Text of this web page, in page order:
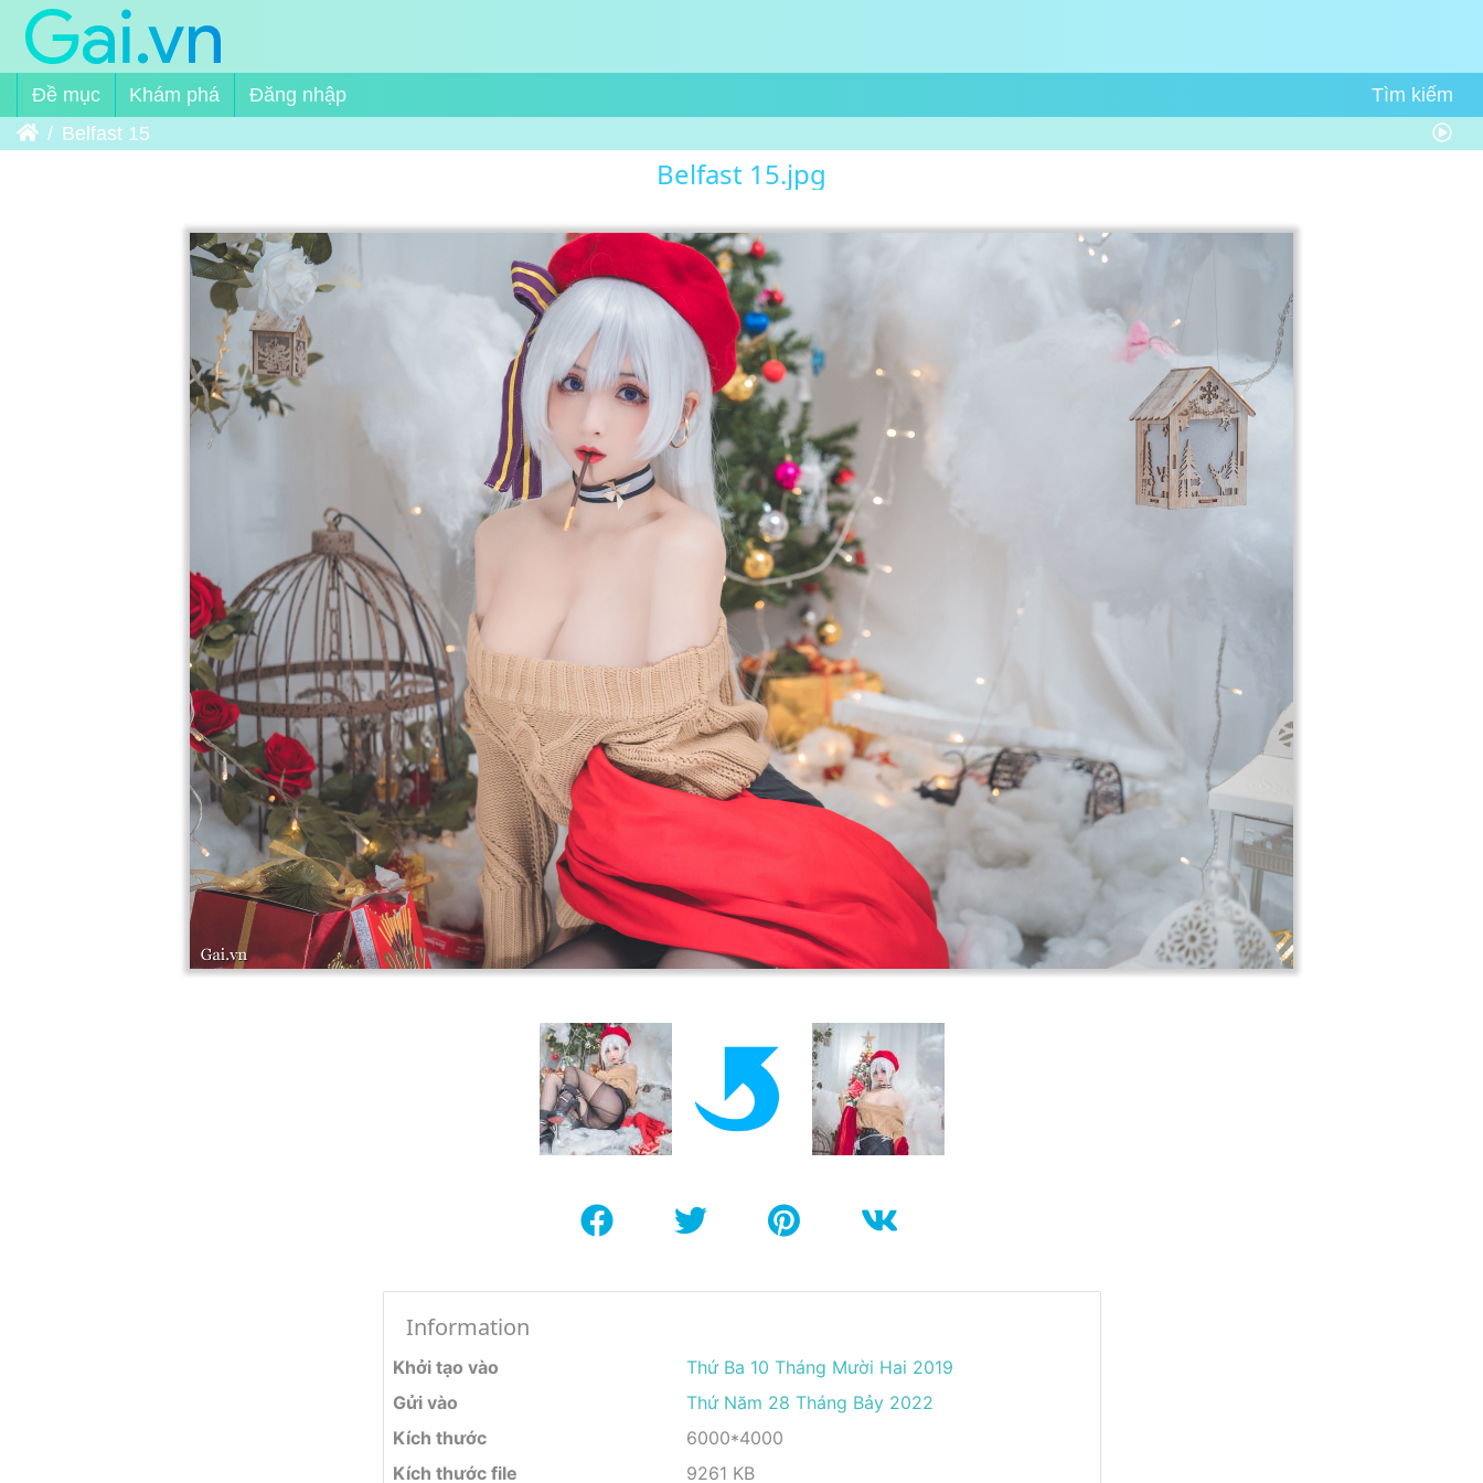
Đề mục Khám phá
Đăng nhập
Trang chủBelfast 15
Belfast 15.jpg
Information
Khởi tạo vào
Thứ Ba 10 Tháng Mười Hai 2019
Gửi vào
Thứ Năm 28 Tháng Bảy 2022
Kích thước
6000*4000
Kích thước file
9261 KB